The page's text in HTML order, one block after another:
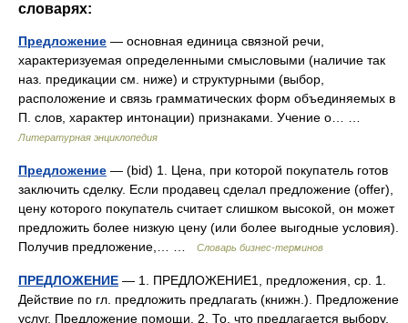
словарях:
Предложение — основная единица связной речи,
характеризуемая определенными смысловыми (наличие так
наз. предикации см. ниже) и структурными (выбор,
расположение и связь грамматических форм объединяемых в
П. слов, характер интонации) признаками. Учение о… …
Литературная энциклопедия
Предложение — (bid) 1. Цена, при которой покупатель готов
заключить сделку. Если продавец сделал предложение (offer),
цену которого покупатель считает слишком высокой, он может
предложить более низкую цену (или более выгодные условия).
Получив предложение,… …
Словарь бизнес-терминов
ПРЕДЛОЖЕНИЕ — 1. ПРЕДЛОЖЕНИЕ1, предложения, ср. 1.
Действие по гл. предложить предлагать (книжн.). Предложение
услуг. Предложение помощи. 2. То, что предлагается выбору,